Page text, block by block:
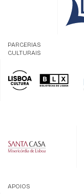
PARCERIAS
CULTURAIS
APOIOS